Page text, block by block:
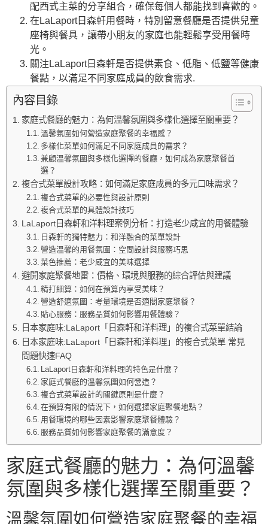
配西式主菜的分享組合，確保每個人都能找到喜歡的。
在LaLaport日森軒用餐時，特別留意餐廳是否提供兒童
座椅與餐具，讓帶小朋友的家庭也能輕鬆享受用餐時
光。
關注LaLaport日森軒是否提供素食、低脂、低鹽等健康
餐點，以滿足不同家庭成員的飲食需求.
內容目錄
家庭式餐廳的魅力：為何溫馨氛圍與多樣化選擇至關重要？
溫馨氛圍如何營造家庭聚餐的幸福感？
多樣化菜單如何滿足不同家庭成員的需求？
兼顧溫馨氛圍與多樣化選擇的餐廳，如何成為家庭聚餐首
選？
複合式菜單設計攻略：如何滿足家庭成員的多元口味需求？
複合式菜單的必要性與設計原則
複合式菜單的具體設計技巧
LaLaport日森軒和洋料理案例分析：打造老少咸宜的用餐體驗
日森軒的獨特魅力：和洋融合的菜單設計
營造溫馨的用餐氛圍：空間設計與服務巧思
菜色推薦：老少咸宜的美味選擇
避開家庭聚餐地雷：價格、環境與服務的綜合評估與建議
精打細算：如何在預算內享受美味？
營造舒適氛圍：考量環境是否適閤家庭聚餐？
貼心服務：服務品質如何影響用餐體驗？
日本家庭味:LaLaport「日森軒和洋料理」的複合式菜單結論
日本家庭味:LaLaport「日森軒和洋料理」的複合式菜單 常見
問題快速FAQ
LaLaport日森軒和洋料理的特色是什麼？
家庭式餐廳的溫馨氛圍如何營造？
複合式菜單設計的關鍵原則是什麼？
在預算有限的情況下，如何選擇家庭聚餐地點？
用餐環境的哪些因素影響家庭聚餐體驗？
服務品質如何影響家庭聚餐的滿意度？
家庭式餐廳的魅力：為何溫馨
氛圍與多樣化選擇至關重要？
溫馨氛圍如何營造家庭聚餐的幸福